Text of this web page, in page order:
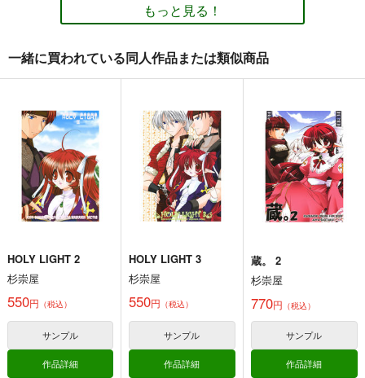
アークビショップ男×ジェネティック女
サンプル
カート
ラグナロクオンライン
アークビショップ男×ジェネティック女
サンプル
カート
杉崇屋
550円（税込）
ラグナロクオンライン
サンプル
カート
杉崇屋
770円（税込）
ラグナロクオンライン
サンプル
カート
もっと見る！
一緒に買われている同人作品または類似商品
HOLY LIGHT 2
杉崇屋
550円 （税込）
サンプル
作品詳細
HOLY LIGHT 3
杉崇屋
550円 （税込）
サンプル
作品詳細
蔵。 2
杉崇屋
770円 （税込）
サンプル
作品詳細